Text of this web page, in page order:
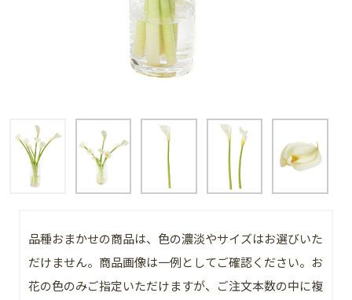
品種おまかせの商品は、色の濃淡やサイズはお選びいた
だけません。商品画像は一例としてご確認ください。お
花の色のみご指定いただけますが、ご注文本数の中に複